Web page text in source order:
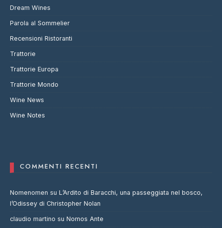
Dream Wines
Parola al Sommelier
Recensioni Ristoranti
Trattorie
Trattorie Europa
Trattorie Mondo
Wine News
Wine Notes
COMMENTI RECENTI
Nomenomen su L’Ardito di Baracchi, una passeggiata nel bosco,
l’Odissey di Christopher Nolan
claudio martino su Nomos Ante